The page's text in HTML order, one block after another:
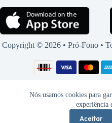
Nós usamos cookies para
experiência
Aceitar
Copyright © 2026 • Pró-Fono •